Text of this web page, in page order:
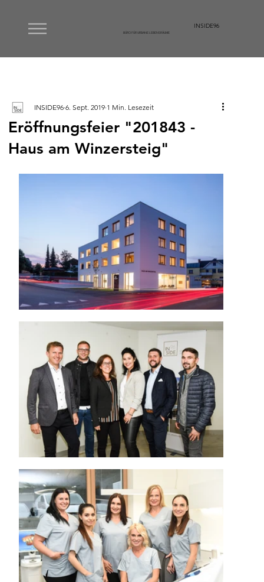
INSIDE96
BÜRO FÜR URBANE LEBENSRÄUME
Eröffnungsfeier "201843 -
Haus am Winzersteig"
INSIDE96 6. Sept. 2019 1 Min. Lesezeit